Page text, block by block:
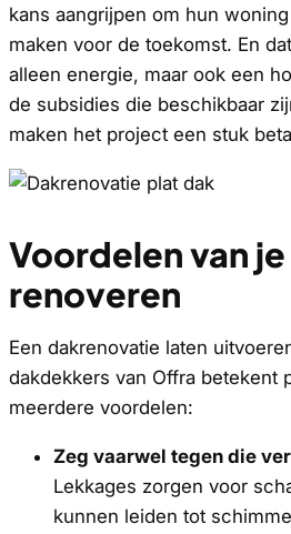
kans aangrijpen om hun
maken voor de toekomst. En
alleen energie, maar ook een
de subsidies die beschikbaar
maken het project een stuk
Voordelen van
renoveren
Een dakrenovatie laten
dakdekkers van Offra betekent
meerdere voordelen:
Zeg vaarwel tegen die
Lekkages zorgen voor
kunnen leiden tot